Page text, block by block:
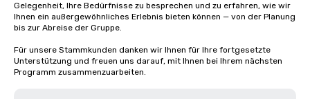
Gelegenheit, Ihre Bedürfnisse zu besprechen und zu erfahren, wie wir
Ihnen ein außergewöhnliches Erlebnis bieten können — von der Planung
bis zur Abreise der Gruppe.
Für unsere Stammkunden danken wir Ihnen für Ihre fortgesetzte
Unterstützung und freuen uns darauf, mit Ihnen bei Ihrem nächsten
Programm zusammenzuarbeiten.